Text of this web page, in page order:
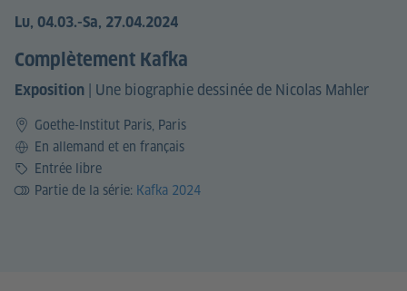
Lu, 04.03.-Sa, 27.04.2024
Complètement Kafka
Exposition | Une biographie dessinée de Nicolas Mahler
Goethe-Institut Paris, Paris
LangueEn allemand et en français
PrixEntrée libre
Partie de la série: Kafka 2024